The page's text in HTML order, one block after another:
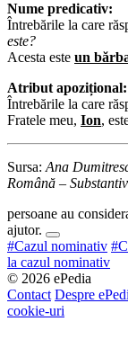
Nume predicativ:
Întrebările la care
este?
Acesta este un
Atribut apozițional:
Întrebările la care
Fratele meu, Ion,
Sursa: Ana
Română –
persoane au
ajutor.
#Cazul nominativ
la cazul nominativ
© 2026 ePedia
Contact Despre
cookie-uri